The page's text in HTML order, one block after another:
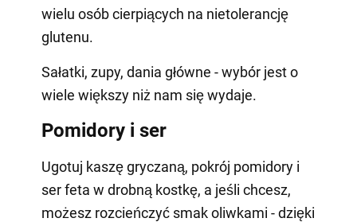
wielu osób cierpiących na nietolerancję
glutenu.
Sałatki, zupy, dania główne - wybór jest o
wiele większy niż nam się wydaje.
Pomidory i ser
Ugotuj kaszę gryczaną, pokrój pomidory i
ser feta w drobną kostkę, a jeśli chcesz,
możesz rozcieńczyć smak oliwkami - dzięki